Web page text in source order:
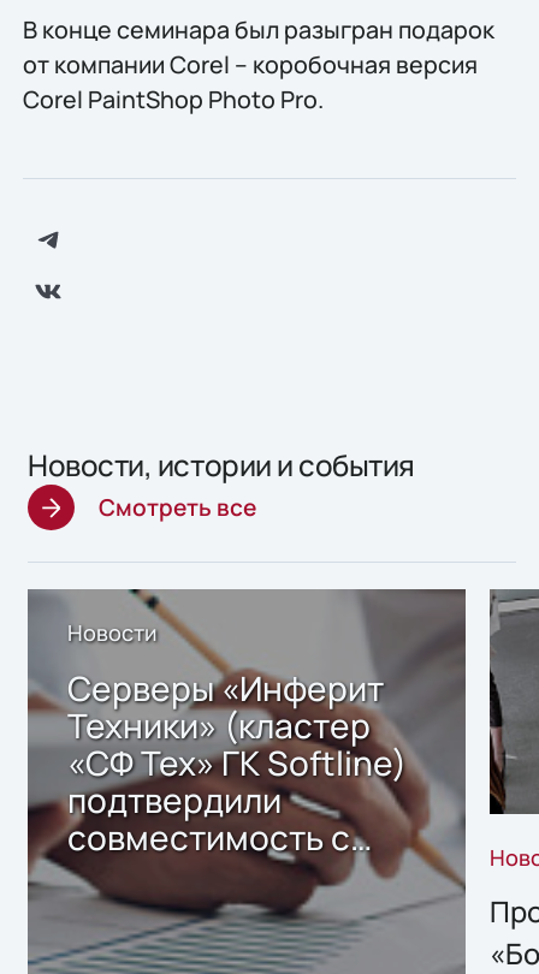
В конце семинара был разыгран подарок
от компании Corel – коробочная версия
Corel PaintShop Photo Pro.
Новости, истории и события
Смотреть все
Новости
Серверы «Инферит
Техники» (кластер
«СФ Тех» ГК Softline)
подтвердили
совместимость с
решением Sharx
Storage 2.x для
хранения данных